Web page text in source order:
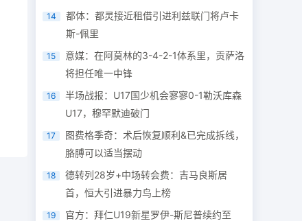
14
都体：都灵接近租借引进利兹联门将卢卡
斯-佩里
15
意媒：在阿莫林的3-4-2-1体系里，贡萨洛
将担任唯一中锋
16
半场战报：U17国少机会寥寥0-1勒沃库森
U17，穆罕默迪破门
17
图费格季奇：术后恢复顺利&已完成拆线，
胳膊可以适当摆动
18
德转列28岁+中场转会费：吉马良斯居
首，恒大引进暴力鸟上榜
19
官方：拜仁U19新星罗伊-斯尼普续约至